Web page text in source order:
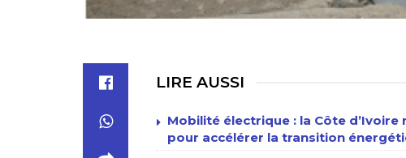
LIRE AUSSI
Mobilité électrique : la Côte
pour accélérer la transition